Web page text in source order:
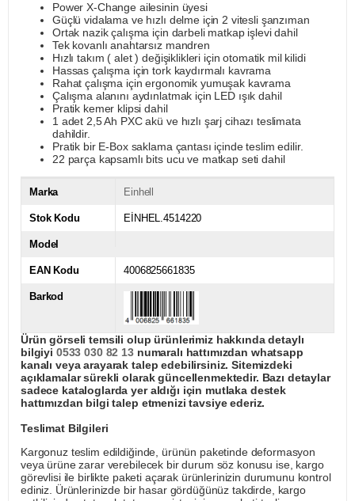
Power X-Change ailesinin üyesi
Güçlü vidalama ve hızlı delme için 2 vitesli şanzıman
Ortak nazik çalışma için darbeli matkap işlevi dahil
Tek kovanlı anahtarsız mandren
Hızlı takım ( alet ) değişiklikleri için otomatik mil kilidi
Hassas çalışma için tork kaydırmalı kavrama
Rahat çalışma için ergonomik yumuşak kavrama
Çalışma alanını aydınlatmak için LED ışık dahil
Pratik kemer klipsi dahil
1 adet 2,5 Ah PXC akü ve hızlı şarj cihazı teslimata
dahildir.
Pratik bir E-Box saklama çantası içinde teslim edilir.
22 parça kapsamlı bits ucu ve matkap seti dahil
Marka Einhell
Stok Kodu EİNHEL.4514220
Model
EAN Kodu 4006825661835
Barkod
Ürün görseli temsili olup ürünlerimiz hakkında detaylı
bilgiyi 0533 030 82 13numaralı hattımızdan whatsapp
kanalı veya arayarak talep edebilirsiniz. Sitemizdeki
açıklamalar sürekli olarak güncellenmektedir. Bazı detaylar
sadece kataloglarda yer aldığı için mutlaka destek
hattımızdan bilgi talep etmenizi tavsiye ederiz.
Teslimat Bilgileri
Kargonuz teslim edildiğinde, ürünün paketinde deformasyon
veya ürüne zarar verebilecek bir durum söz konusu ise, kargo
görevlisi ile birlikte paketi açarak ürünlerinizin durumunu kontrol
ediniz. Ürünlerinizde bir hasar gördüğünüz takdirde, kargo